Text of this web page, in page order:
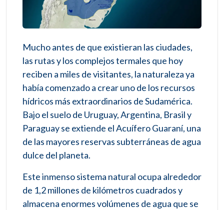
Mucho antes de que existieran las ciudades,
las rutas y los complejos termales que hoy
reciben a miles de visitantes, la naturaleza ya
había comenzado a crear uno de los recursos
hídricos más extraordinarios de Sudamérica.
Bajo el suelo de Uruguay, Argentina, Brasil y
Paraguay se extiende el Acuífero Guaraní, una
de las mayores reservas subterráneas de agua
dulce del planeta.
Este inmenso sistema natural ocupa alrededor
de 1,2 millones de kilómetros cuadrados y
almacena enormes volúmenes de agua que se